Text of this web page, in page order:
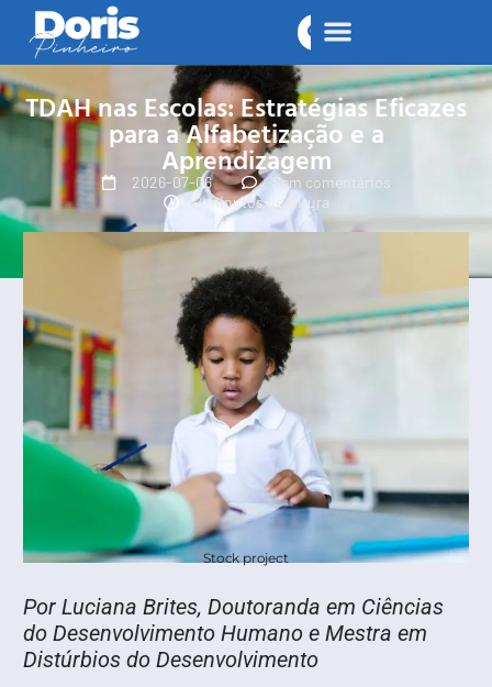
TDAH nas Escolas: Estratégias Eficazes
para a Alfabetização e a
Aprendizagem
2026-07-06
Sem comentários
2 minutos de leitura
Stock project
Por Luciana Brites, Doutoranda em Ciências
do Desenvolvimento Humano e Mestra em
Distúrbios do Desenvolvimento